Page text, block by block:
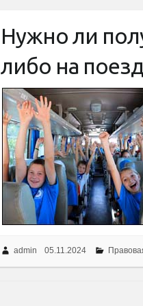
Нужно ли
либо на
admin 05.11.2024